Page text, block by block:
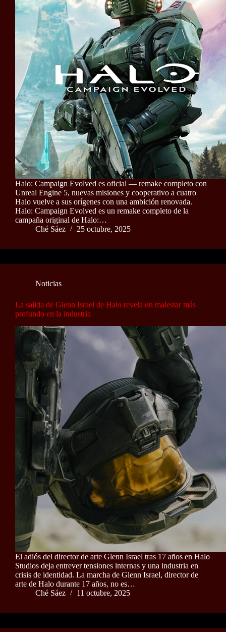
Halo: Campaign Evolved es oficial — remake completo con
Unreal Engine 5, nuevas misiones y cooperativo a cuatro
Halo vuelve a sus orígenes con una ambición renovada.
Halo: Campaign Evolved es un remake completo de la
campaña original de Halo:…
Ché Sáez
25 octubre, 2025
Noticias
La salida de Glenn Israel de Halo revela un malestar más
profundo en la industria
El adiós del director de arte Glenn Israel tras 17 años en Halo
Studios deja entrever tensiones internas y una industria en
crisis de identidad. La marcha de Glenn Israel, director de
arte de Halo durante 17 años, no es…
Ché Sáez
11 octubre, 2025